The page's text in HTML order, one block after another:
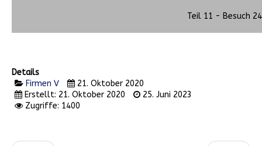
Teil 11 - Besuch
Details
Firmen V
21. Oktober 2020
Erstellt: 21. Oktober 2020
25. Juni 2023
Zugriffe: 1400